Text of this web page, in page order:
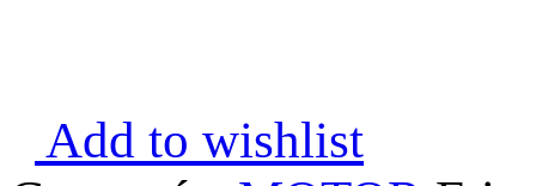
Add to wishlist